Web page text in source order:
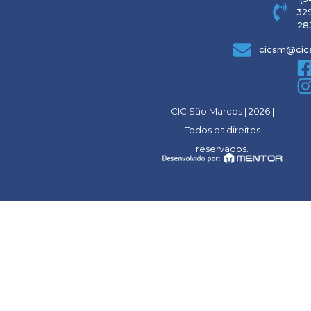
CIC São Marcos | 2026 |
Todos os direitos
reservados.